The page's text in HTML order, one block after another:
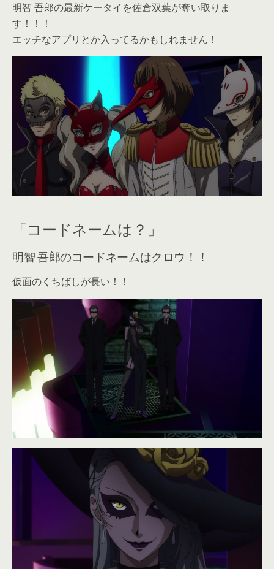
明智 吾郎の最新ケータイを佐倉双葉が奪い取りま
す！！！
エッチなアプリとか入ってるかもしれません！
「コードネームは？」
明智 吾郎のコードネームはクロウ！！
仮面のくちばしが長い！！